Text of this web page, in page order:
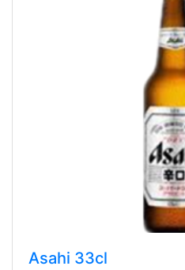
Asahi 33cl